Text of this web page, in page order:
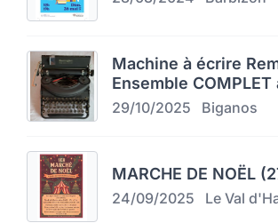
Machine à écrire
Ensemble COMPLET
29/10/2025 Biganos
MARCHE DE NOËL
24/09/2025 Le Val